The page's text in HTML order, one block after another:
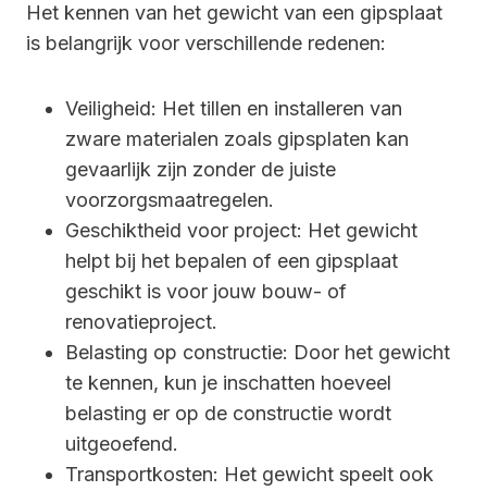
Het kennen van het gewicht van een gipsplaat
is belangrijk voor verschillende redenen:
Veiligheid: Het tillen en installeren van
zware materialen zoals gipsplaten kan
gevaarlijk zijn zonder de juiste
voorzorgsmaatregelen.
Geschiktheid voor project: Het gewicht
helpt bij het bepalen of een gipsplaat
geschikt is voor jouw bouw- of
renovatieproject.
Belasting op constructie: Door het gewicht
te kennen, kun je inschatten hoeveel
belasting er op de constructie wordt
uitgeoefend.
Transportkosten: Het gewicht speelt ook